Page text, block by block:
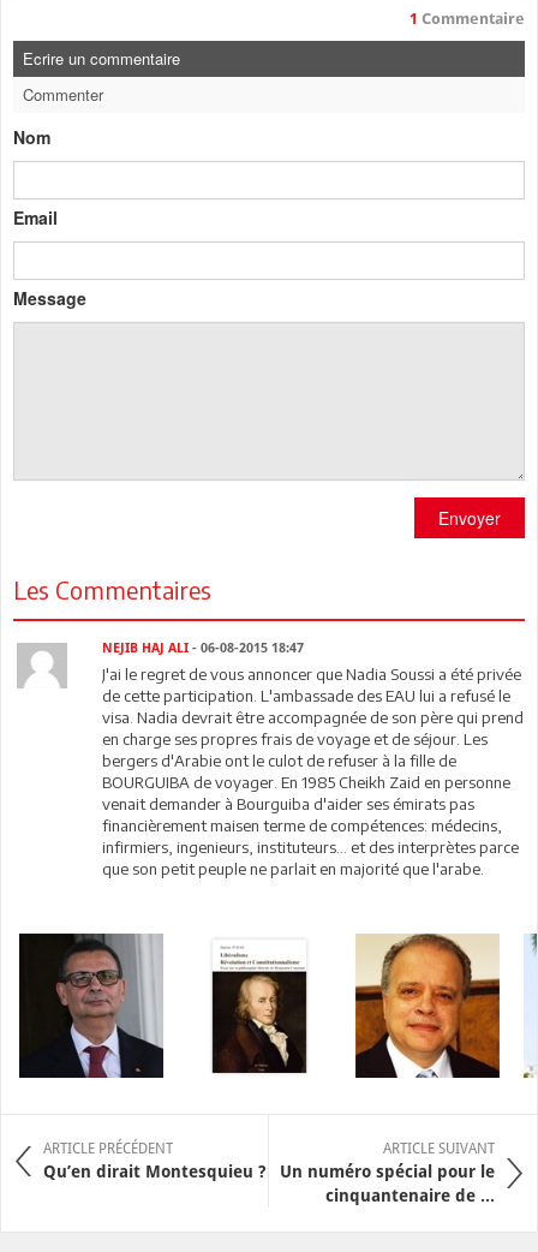
1 Commentaire
Ecrire un commentaire
Commenter
Nom
Email
Message
Envoyer
Les Commentaires
NEJIB HAJ ALI - 06-08-2015 18:47
J'ai le regret de vous annoncer que Nadia Soussi a été privée
de cette participation. L'ambassade des EAU lui a refusé le
visa. Nadia devrait être accompagnée de son père qui prend
en charge ses propres frais de voyage et de séjour. Les
bergers d'Arabie ont le culot de refuser à la fille de
BOURGUIBA de voyager. En 1985 Cheikh Zaid en personne
venait demander à Bourguiba d'aider ses émirats pas
financièrement maisen terme de compétences: médecins,
infirmiers, ingenieurs, instituteurs... et des interprètes parce
que son petit peuple ne parlait en majorité que l'arabe.
ARTICLE PRÉCÉDENT
Qu’en dirait Montesquieu ?
ARTICLE SUIVANT
Un numéro spécial pour le
cinquantenaire de ...